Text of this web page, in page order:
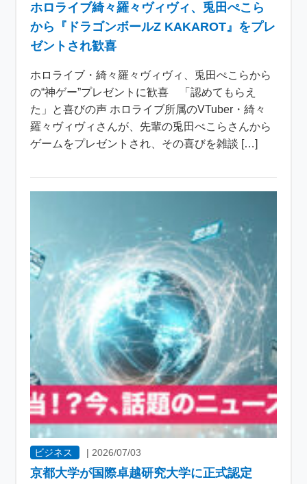
ホロライブ綺々羅々ヴィヴィ、兎田ぺこら
から『ドラゴンボールZ KAKAROT』をプレ
ゼントされ歓喜
ホロライブ・綺々羅々ヴィヴィ、兎田ぺこらから
の“神ゲー”プレゼントに歓喜 「認めてもらえ
た」と喜びの声 ホロライブ所属のVTuber・綺々
羅々ヴィヴィさんが、先輩の兎田ぺこらさんから
ゲームをプレゼントされ、その喜びを雑談 […]
ビジネス | 2026/07/03
京都大学が国際卓越研究大学に正式認定